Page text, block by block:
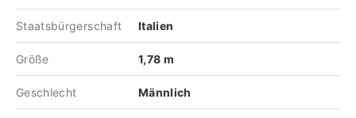
Staatsbürgerschaft Italien
Größe 1,78 m
Geschlecht Männlich